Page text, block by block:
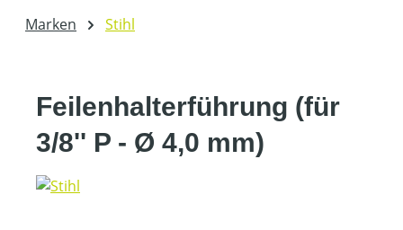
Marken Stihl
Feilenhalterführung (für
3/8'' P - Ø 4,0 mm)